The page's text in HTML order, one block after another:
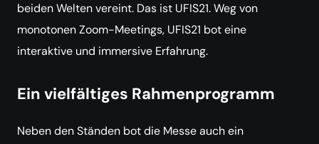
beiden Welten vereint. Das ist UFIS21. Weg von
monotonen Zoom-Meetings, UFIS21 bot eine
interaktive und immersive Erfahrung.
Ein vielfältiges Rahmenprogramm
Neben den Ständen bot die Messe auch ein